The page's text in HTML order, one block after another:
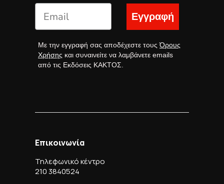
Εγγραφή
Με την εγγραφή σας αποδέχεστε τουςΌρους
Χρήσης και συναινείτε να λαμβάνετε emails
από τις Εκδόσεις ΚΑΚΤΟΣ.
Επικοινωνία
Τηλεφωνικό κέντρο
210 3840524